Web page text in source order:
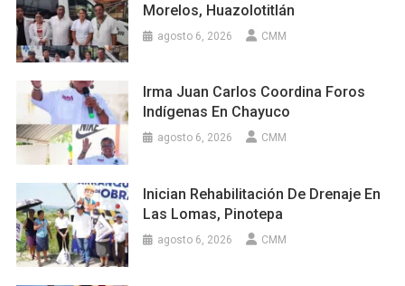
Morelos, Huazolotitlán
agosto 6, 2026 CMM
Irma Juan Carlos Coordina Foros
Indígenas En Chayuco
agosto 6, 2026 CMM
Inician Rehabilitación De Drenaje En
Las Lomas, Pinotepa
agosto 6, 2026 CMM